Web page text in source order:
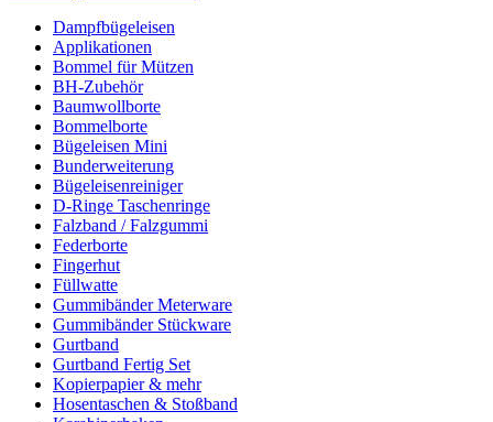
Dampfbügeleisen
Applikationen
Bommel für Mützen
BH-Zubehör
Baumwollborte
Bommelborte
Bügeleisen Mini
Bunderweiterung
Bügeleisenreiniger
D-Ringe Taschenringe
Falzband / Falzgummi
Federborte
Fingerhut
Füllwatte
Gummibänder Meterware
Gummibänder Stückware
Gurtband
Gurtband Fertig Set
Kopierpapier & mehr
Hosentaschen & Stoßband